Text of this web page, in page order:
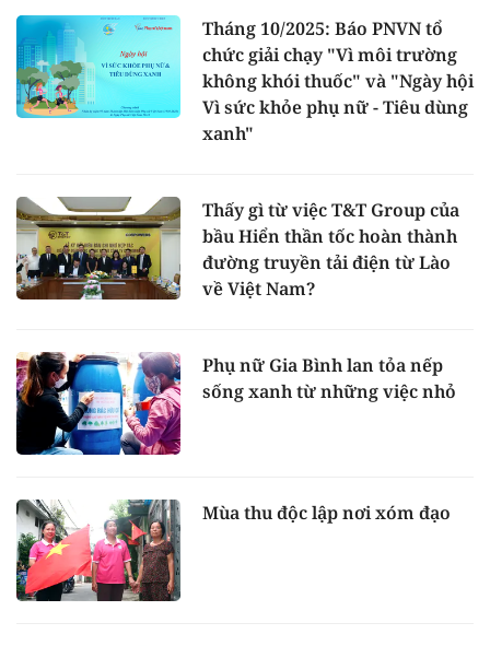
Tháng 10/2025: Báo PNVN tổ
chức giải chạy "Vì môi trường
không khói thuốc" và "Ngày hội
Vì sức khỏe phụ nữ - Tiêu dùng
xanh"
Thấy gì từ việc T&T Group của
bầu Hiển thần tốc hoàn thành
đường truyền tải điện từ Lào
về Việt Nam?
Phụ nữ Gia Bình lan tỏa nếp
sống xanh từ những việc nhỏ
Mùa thu độc lập nơi xóm đạo